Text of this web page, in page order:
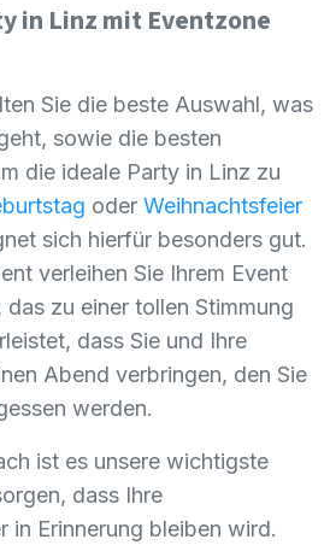
in Linz mit Eventzone
Sie die beste Auswahl, was
sowie die besten
die ideale Party in Linz zu
oder Weihnachtsfeier
sich hierfür besonders gut.
verleihen Sie Ihrem Event
zu einer tollen Stimmung
dass Sie und Ihre
Abend verbringen, den Sie
werden.
ist es unsere wichtigste
dass Ihre
in Erinnerung bleiben wird.